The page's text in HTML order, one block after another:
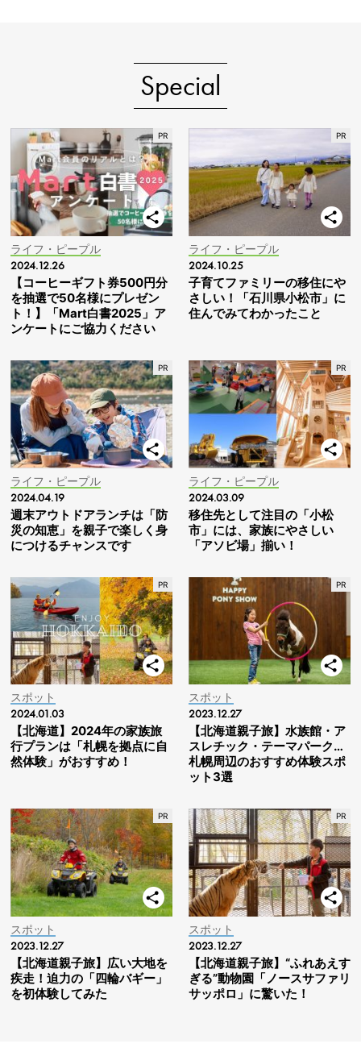
Special
ライフ・ピープル
2024.12.26
【コーヒーギフト券500円分
を抽選で50名様にプレゼン
ト！】「Mart白書2025」ア
ンケートにご協力ください
ライフ・ピープル
2024.10.25
子育てファミリーの移住にや
さしい！「石川県小松市」に
住んでみてわかったこと
ライフ・ピープル
2024.04.19
週末アウトドアランチは「防
災の知恵」を親子で楽しく身
につけるチャンスです
ライフ・ピープル
2024.03.09
移住先として注目の「小松
市」には、家族にやさしい
「アソビ場」揃い！
スポット
2024.01.03
【北海道】2024年の家族旅
行プランは「札幌を拠点に自
然体験」がおすすめ！
スポット
2023.12.27
【北海道親子旅】水族館・ア
スレチック・テーマパーク…
札幌周辺のおすすめ体験スポ
ット3選
スポット
2023.12.27
【北海道親子旅】広い大地を
疾走！迫力の「四輪バギー」
を初体験してみた
スポット
2023.12.27
【北海道親子旅】“ふれあえす
ぎる”動物園「ノースサファリ
サッポロ」に驚いた！